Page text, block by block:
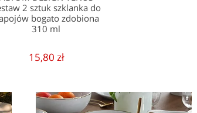
2 sztuk szklanka do
bogato zdobiona
310 ml
15,80 zł